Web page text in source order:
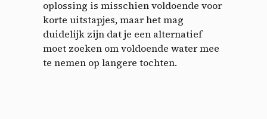
oplossing is misschien voldoende voor
korte uitstapjes, maar het mag
duidelijk zijn dat je een alternatief
moet zoeken om voldoende water mee
te nemen op langere tochten.